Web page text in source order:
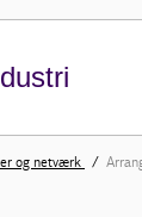
og netværk